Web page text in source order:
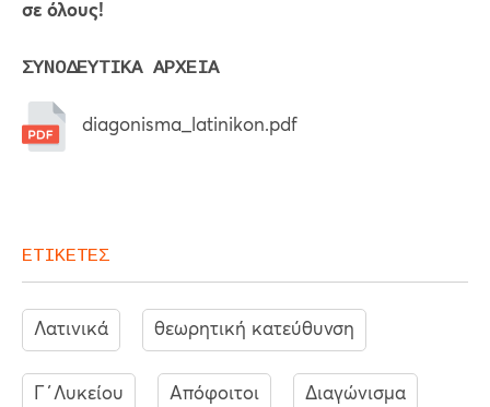
σε όλους!
ΣΥΝΟΔΕΥΤΙΚΑ ΑΡΧΕΙΑ
diagonisma_latinikon.pdf
ΕΤΙΚΕΤΕΣ
Λατινικά θεωρητική κατεύθυνση
Γ΄Λυκείου Απόφοιτοι Διαγώνισμα